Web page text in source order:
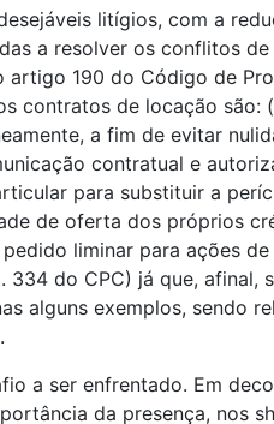
litígios, com a
a resolver os conflitos de
190 do Código de
contratos de locação são:
a fim de evitar
contratual e
para substituir a
de oferta dos próprios
liminar para ações
do CPC) já que, afinal,
alguns exemplos, sendo
a ser enfrentado. Em
da presença, nos